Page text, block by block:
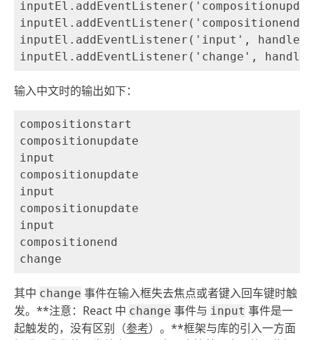
inputEl.addEventListener('input', handler)
输入中文时的输出如下：
compositionstart
compositionupdate
input
compositionupdate
input
compositionupdate
input
compositionend
其中 change 事件在输入框失去焦点或者键入回车键时触
发。**注意：React 中 change 事件与 input 事件是一
起触发的，没有区别（参考）。**框架与库的引入一方面